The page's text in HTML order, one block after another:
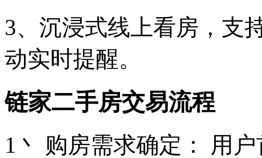
3、沉浸式线上看房，支
动实时提醒。
链家二手房交易流程
1丶 购房需求确定： 用